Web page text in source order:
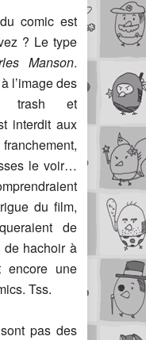
comic est
? Le type
Manson.
l’image des
trash et
interdit aux
le voir…
du film,
de
de hachoir à
encore une
Tss.
pas des